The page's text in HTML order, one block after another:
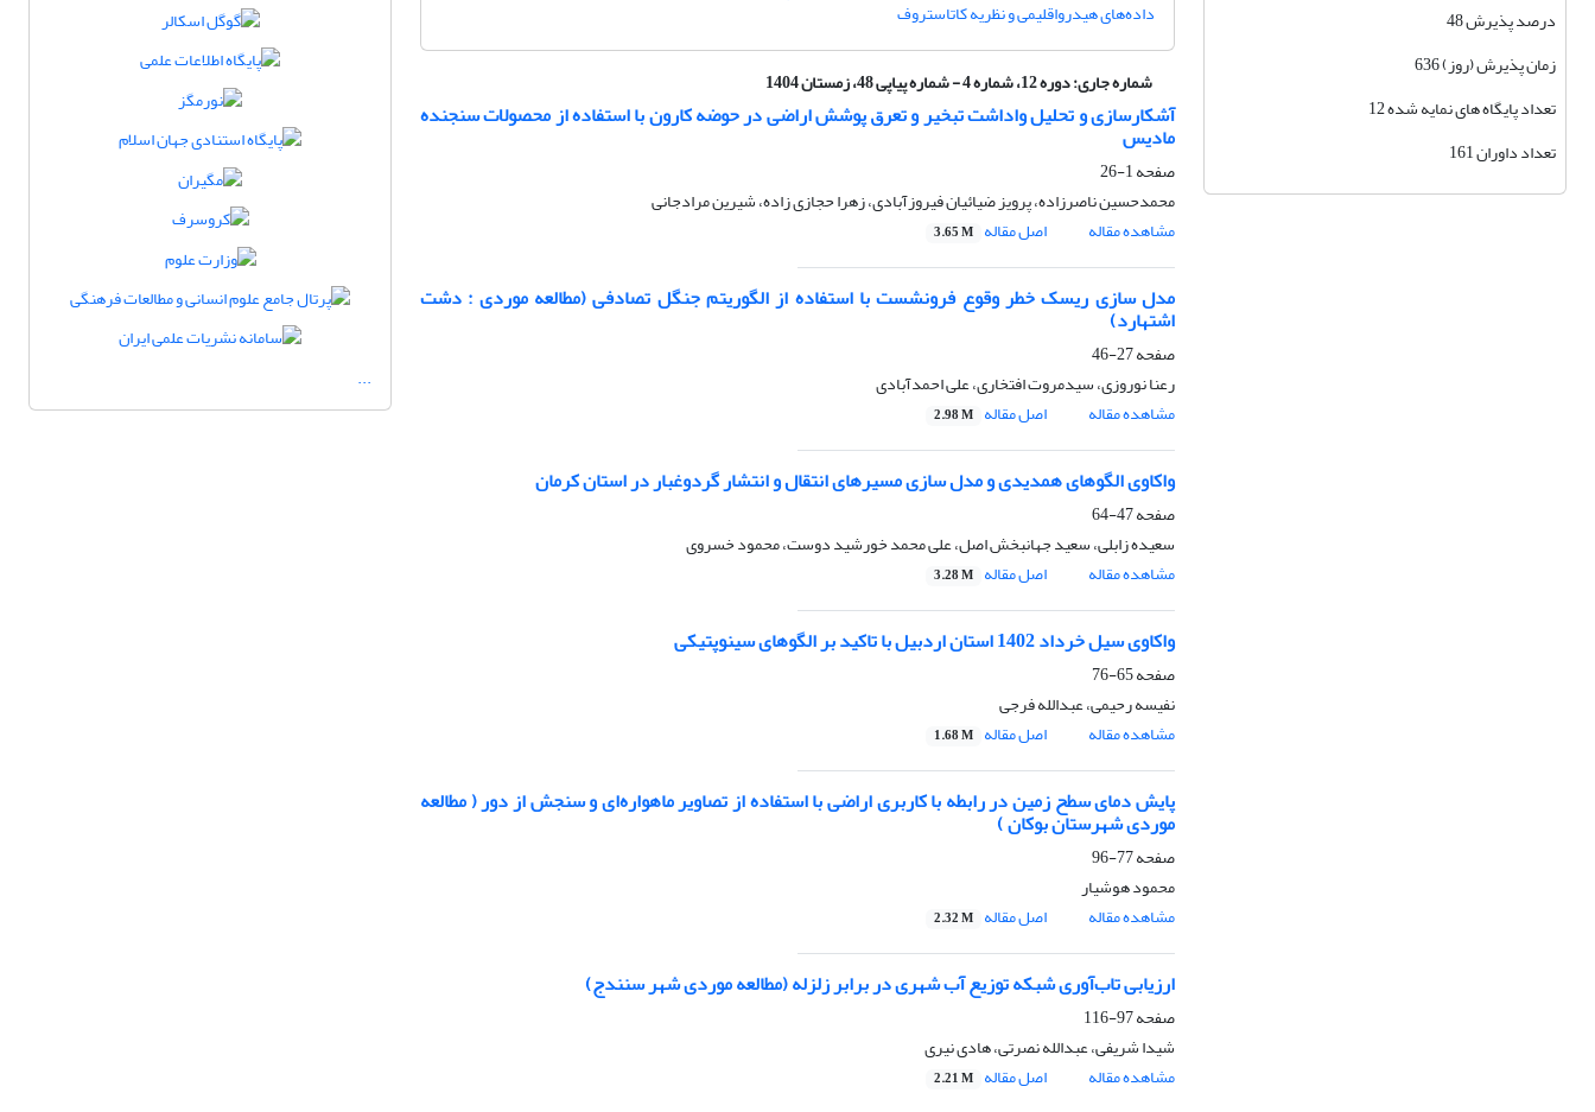
درصد پذیرش 48
زمان پذیرش (روز) 636
تعداد پایگاه های نمایه شده 12
تعداد داوران 161
داده‌های هیدرواقلیمی و نظریه کاتاستروف
شماره جاری:دوره 12، شماره 4 - شماره پیاپی 48، زمستان 1404
آشکارسازی و تحلیل واداشت تبخیر و تعرق پوشش اراضی در حوضه کارون با استفاده از محصولات سنجنده
مادیس
صفحه1-26
محمدحسین ناصرزاده، پرویز ضیائیان فیروزآبادی، زهرا حجازی زاده، شیرین مرادجانی
مشاهده مقاله
اصل مقاله 3.65 M
مدل سازی ریسک خطر وقوع فرونشست با استفاده از الگوریتم جنگل تصادفی (مطالعه موردی : دشت
اشتهارد)
صفحه27-46
رعنا نوروزی، سیدمروت افتخاری، علی احمدآبادی
مشاهده مقاله
اصل مقاله 2.98 M
واکاوی الگوهای همدیدی و مدل سازی مسیرهای انتقال و انتشار گردوغبار در استان کرمان
صفحه47-64
سعیده زابلی، سعید جهانبخش اصل، علی محمد خورشید دوست، محمود خسروی
مشاهده مقاله
اصل مقاله 3.28 M
واکاوی سیل خرداد 1402 استان اردبیل با تاکید بر الگوهای سینوپتیکی
صفحه65-76
نفیسه رحیمی، عبدالله فرجی
مشاهده مقاله
اصل مقاله 1.68 M
پایش دمای سطح زمین در رابطه با کاربری اراضی با استفاده از تصاویر ماهواره‌ای و سنجش از دور ( مطالعه
موردی شهرستان بوکان )
صفحه77-96
محمود هوشیار
مشاهده مقاله
اصل مقاله 2.32 M
ارزیابی تاب‌آوری شبکه توزیع آب شهری در برابر زلزله (مطالعه موردی شهر سنندج)
صفحه97-116
شیدا شریفی، عبدالله نصرتی، هادی نیری
مشاهده مقاله
اصل مقاله 2.21 M
...